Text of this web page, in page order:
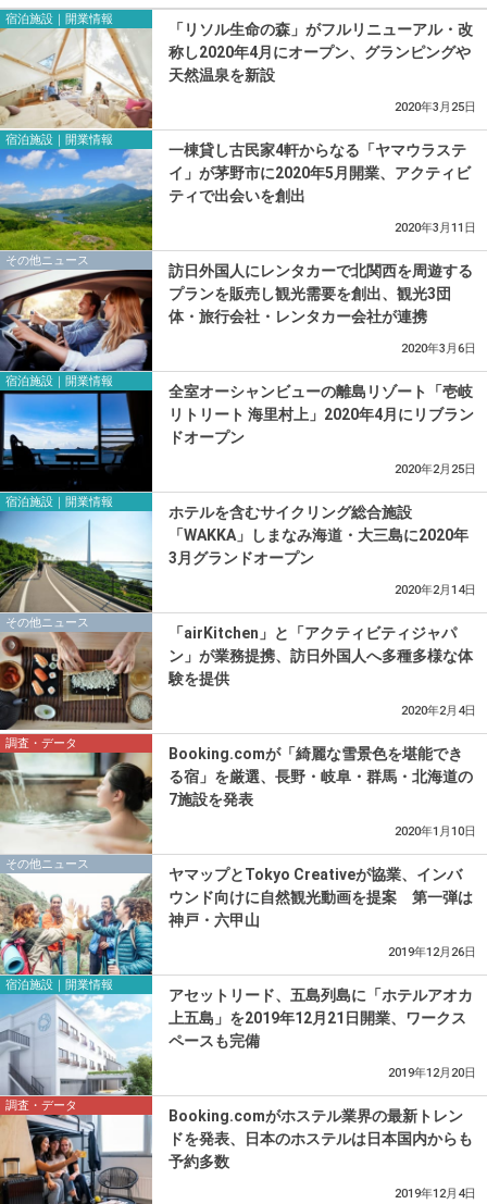
宿泊施設｜開業情報
「リソル生命の森」がフルリニューアル・改
称し2020年4月にオープン、グランピングや
天然温泉を新設
2020年3月25日
宿泊施設｜開業情報
一棟貸し古民家4軒からなる「ヤマウラステ
イ」が茅野市に2020年5月開業、アクティビ
ティで出会いを創出
2020年3月11日
その他ニュース
訪日外国人にレンタカーで北関西を周遊する
プランを販売し観光需要を創出、観光3団
体・旅行会社・レンタカー会社が連携
2020年3月6日
宿泊施設｜開業情報
全室オーシャンビューの離島リゾート「壱岐
リトリート 海里村上」2020年4月にリブラン
ドオープン
2020年2月25日
宿泊施設｜開業情報
ホテルを含むサイクリング総合施設
「WAKKA」しまなみ海道・大三島に2020年
3月グランドオープン
2020年2月14日
その他ニュース
「airKitchen」と「アクティビティジャパ
ン」が業務提携、訪日外国人へ多種多様な体
験を提供
2020年2月4日
調査・データ
Booking.comが「綺麗な雪景色を堪能でき
る宿」を厳選、長野・岐阜・群馬・北海道の
7施設を発表
2020年1月10日
その他ニュース
ヤマップとTokyo Creativeが協業、インバ
ウンド向けに自然観光動画を提案 第一弾は
神戸・六甲山
2019年12月26日
宿泊施設｜開業情報
アセットリード、五島列島に「ホテルアオカ
上五島」を2019年12月21日開業、ワークス
ペースも完備
2019年12月20日
調査・データ
Booking.comがホステル業界の最新トレン
ドを発表、日本のホステルは日本国内からも
予約多数
2019年12月4日